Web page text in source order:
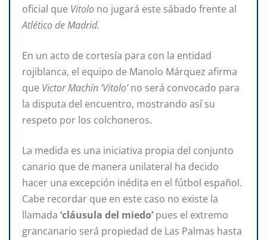
oficial que Vitolo no jugará este sábado frente al
Atlético de Madrid.
En un acto de cortesía para con la entidad
rojiblanca, el equipo de Manolo Márquez afirma
que Victor Machín ‘Vitolo’no será convocado para
la disputa del encuentro, mostrando así su
respeto por los colchoneros.
La medida es una iniciativa propia del conjunto
canario que de manera unilateral ha decido
hacer una excepción inédita en el fútbol español.
Cabe recordar que en este caso no existe la
llamada ‘cláusula del miedo’pues el extremo
grancanario será propiedad de Las Palmas hasta